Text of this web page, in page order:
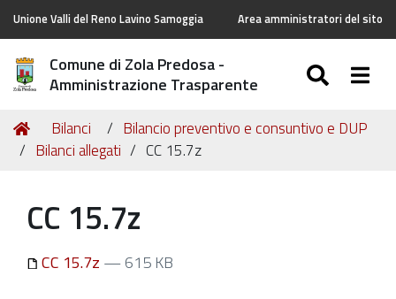
Unione Valli del Reno Lavino Samoggia Area amministratori del sito
Comune di Zola Predosa -
Amministrazione Trasparente
Tu
sei
Home
Bilanci
Bilancio preventivo e consuntivo e DUP
Bilanci allegati
CC 15.7z
CC 15.7z
CC 15.7z — 615 KB